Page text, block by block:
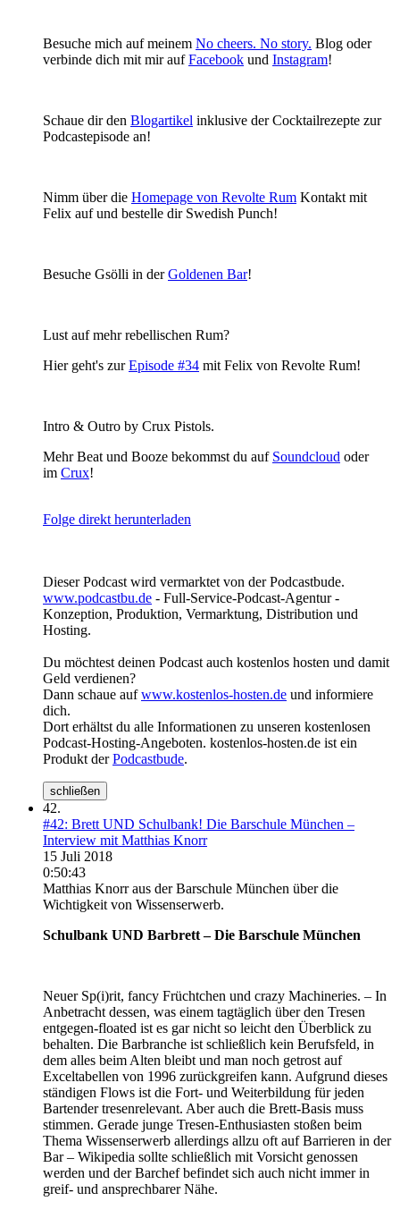
Besuche mich auf meinem No cheers. No story. Blog oder
verbinde dich mit mir aufFacebook und Instagram!
Schaue dir den Blogartikel inklusive der Cocktailrezepte zur
Podcastepisode an!
Nimm über die Homepage von Revolte Rum Kontakt mit
Felix auf und bestelle dir Swedish Punch!
Besuche Gsölli in derGoldenen Bar!
Lust auf mehr rebellischen Rum?
Hier geht's zurEpisode #34 mit Felix von Revolte Rum!
Intro & Outro by Crux Pistols.
Mehr Beat und Booze bekommst du auf Soundcloud oder
im Crux!
Folge direkt herunterladen
Dieser Podcast wird vermarktet von der Podcastbude.
www.podcastbu.de - Full-Service-Podcast-Agentur -
Konzeption, Produktion, Vermarktung, Distribution und
Hosting.
Du möchtest deinen Podcast auch kostenlos hosten und damit
Geld verdienen?
Dann schaue aufwww.kostenlos-hosten.de und informiere
dich.
Dort erhältst du alle Informationen zu unseren kostenlosen
Podcast-Hosting-Angeboten. kostenlos-hosten.de ist ein
Produkt derPodcastbude.
schließen
42.
#42: Brett UND Schulbank! Die Barschule München –
Interview mit Matthias Knorr
15 Juli 2018
0:50:43
Matthias Knorr aus der Barschule München über die
Wichtigkeit von Wissenserwerb.
Schulbank UND Barbrett – Die Barschule München
Neuer Sp(i)rit, fancy Früchtchen und crazy Machineries. – In
Anbetracht dessen, was einem tagtäglich über den Tresen
entgegen-floated ist es gar nicht so leicht den Überblick zu
behalten. Die Barbranche ist schließlich kein Berufsfeld, in
dem alles beim Alten bleibt und man noch getrost auf
Exceltabellen von 1996 zurückgreifen kann. Aufgrund dieses
ständigen Flows ist die Fort- und Weiterbildung für jeden
Bartender tresenrelevant. Aber auch die Brett-Basis muss
stimmen. Gerade junge Tresen-Enthusiasten stoßen beim
Thema Wissenserwerb allerdings allzu oft auf Barrieren in der
Bar – Wikipedia sollte schließlich mit Vorsicht genossen
werden und der Barchef befindet sich auch nicht immer in
greif- und ansprechbarer Nähe.